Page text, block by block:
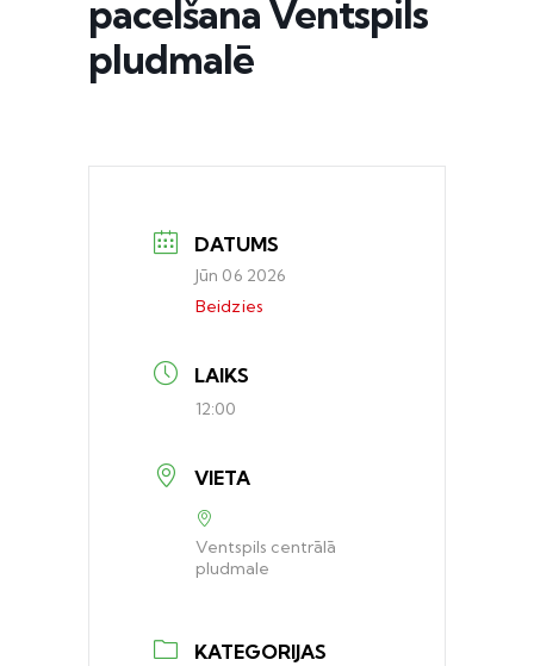
pacelšana Ventspils
pludmalē
DATUMS
Jūn 06 2026
Beidzies
LAIKS
12:00
VIETA
Ventspils centrālā
pludmale
KATEGORIJAS